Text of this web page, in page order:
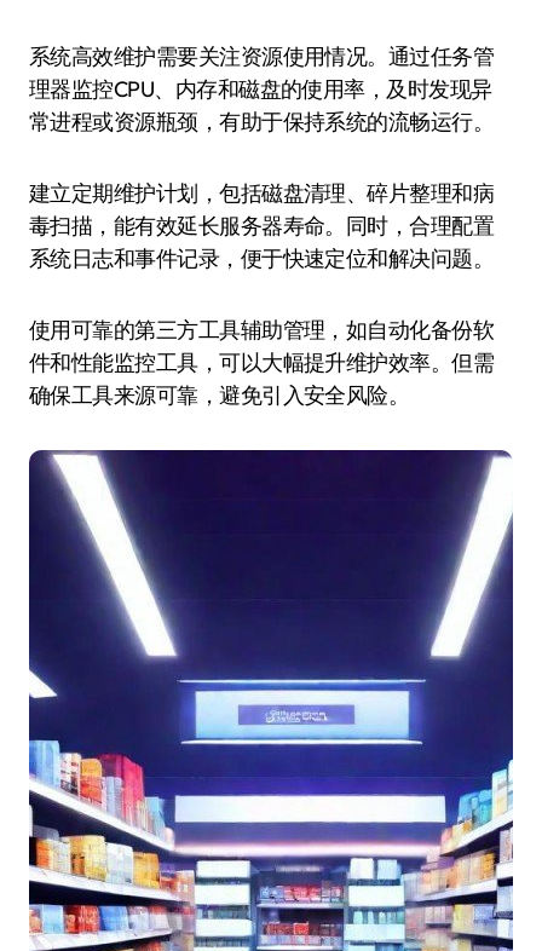
系统高效维护需要关注资源使用情况。通过任务管
理器监控CPU、内存和磁盘的使用率，及时发现异
常进程或资源瓶颈，有助于保持系统的流畅运行。
建立定期维护计划，包括磁盘清理、碎片整理和病
毒扫描，能有效延长服务器寿命。同时，合理配置
系统日志和事件记录，便于快速定位和解决问题。
使用可靠的第三方工具辅助管理，如自动化备份软
件和性能监控工具，可以大幅提升维护效率。但需
确保工具来源可靠，避免引入安全风险。